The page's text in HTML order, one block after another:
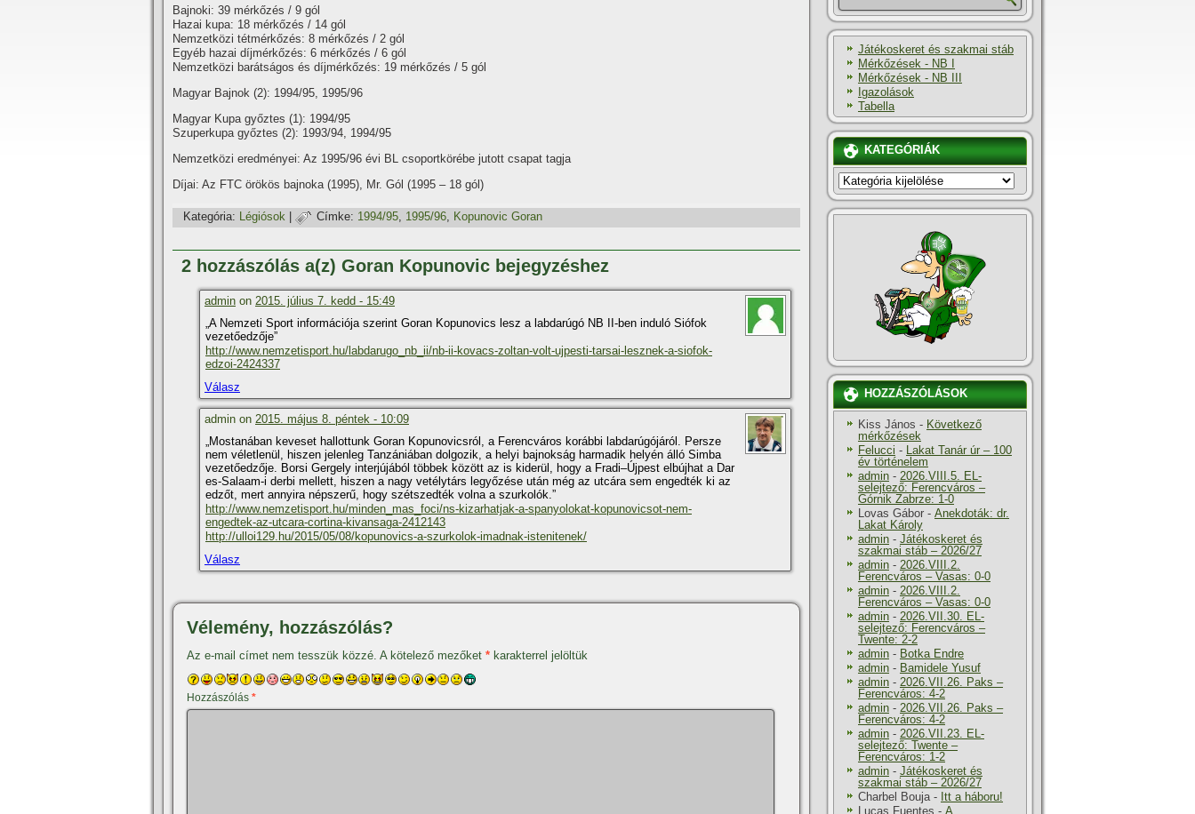
Bajnoki: 39 mérkőzés / 9 gól
Hazai kupa: 18 mérkőzés / 14 gól
Nemzetközi tétmérkőzés: 8 mérkőzés / 2 gól
Egyéb hazai dí­jmérkőzés: 6 mérkőzés / 6 gól
Nemzetközi barátságos és dí­jmérkőzés: 19 mérkőzés / 5 gól
Magyar Bajnok (2): 1994/95, 1995/96
Magyar Kupa győztes (1): 1994/95
Szuperkupa győztes (2): 1993/94, 1994/95
Nemzetközi eredményei: Az 1995/96 évi BL csoportkörébe jutott csapat tagja
Dí­jai: Az FTC örökös bajnoka (1995), Mr. Gól (1995 – 18 gól)
Kategória: Légiósok Címke: 1994/95, 1995/96, Kopunovic Goran
2 hozzászólás a(z) Goran Kopunovic bejegyzéshez
admin on 2015. július 7. kedd - 15:49
„A Nemzeti Sport információja szerint Goran Kopunovics lesz a labdarúgó NB II-ben induló Siófok
vezetőedzője”
http://www.nemzetisport.hu/labdarugo_nb_ii/nb-ii-kovacs-zoltan-volt-ujpesti-tarsai-lesznek-a-siofok-
edzoi-2424337
Válasz
admin on 2015. május 8. péntek - 10:09
„Mostanában keveset hallottunk Goran Kopunovicsról, a Ferencváros korábbi labdarúgójáról. Persze
nem véletlenül, hiszen jelenleg Tanzániában dolgozik, a helyi bajnokság harmadik helyén álló Simba
vezetőedzője. Borsi Gergely interjújából többek között az is kiderül, hogy a Fradi–Újpest elbújhat a Dar
es-Salaam-i derbi mellett, hiszen a nagy vetélytárs legyőzése után még az utcára sem engedték ki az
edzőt, mert annyira népszerű, hogy szétszedték volna a szurkolók.”
http://www.nemzetisport.hu/minden_mas_foci/ns-kizarhatjak-a-spanyolokat-kopunovicsot-nem-
engedtek-az-utcara-cortina-kivansaga-2412143
http://ulloi129.hu/2015/05/08/kopunovics-a-szurkolok-imadnak-istenitenek/
Válasz
Vélemény, hozzászólás?
Az e-mail címet nem tesszük közzé. A kötelező mezőket * karakterrel jelöltük
Hozzászólás *
Játékoskeret és szakmai stáb
Mérkőzések - NB I
Mérkőzések - NB III
Igazolások
Tabella
KATEGÓRIÁK
KATEGÓRIÁK
HOZZÁSZÓLÁSOK
Kiss János - Következő
mérkőzések
Felucci - Lakat Tanár úr – 100
év történelem
admin - 2026.VIII.5. EL-
selejtező: Ferencváros –
Górnik Zabrze: 1-0
Lovas Gábor - Anekdoták: dr.
Lakat Károly
admin - Játékoskeret és
szakmai stáb – 2026/27
admin - 2026.VIII.2.
Ferencváros – Vasas: 0-0
admin - 2026.VIII.2.
Ferencváros – Vasas: 0-0
admin - 2026.VII.30. EL-
selejtező: Ferencváros –
Twente: 2-2
admin - Botka Endre
admin - Bamidele Yusuf
admin - 2026.VII.26. Paks –
Ferencváros: 4-2
admin - 2026.VII.26. Paks –
Ferencváros: 4-2
admin - 2026.VII.23. EL-
selejtező: Twente –
Ferencváros: 1-2
admin - Játékoskeret és
szakmai stáb – 2026/27
Charbel Bouja- Itt a háboru!
Lucas Fuentes - A